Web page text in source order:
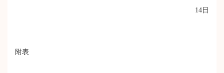
14日
附表